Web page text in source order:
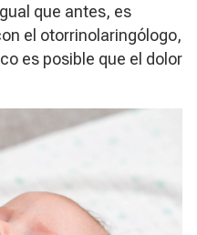
que antes, es
el otorrinolaringólogo,
es posible que el dolor